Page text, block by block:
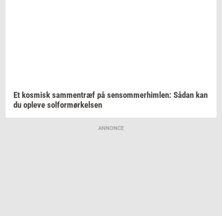
Et kos­misk sam­men­træf på sen­som­mer­him­len: Sådan kan
du op­le­ve sol­for­mør­kel­sen
ANNONCE